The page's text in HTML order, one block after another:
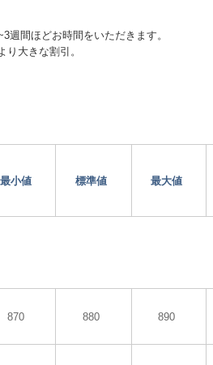
週間ほどお時間をいただきます。
大きな割引。
最小値 標準値 最大値
870 880 890